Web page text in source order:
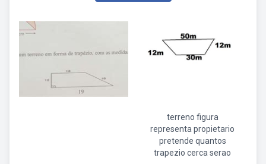
terreno figura
representa propietario
pretende quantos
trapezio cerca serao